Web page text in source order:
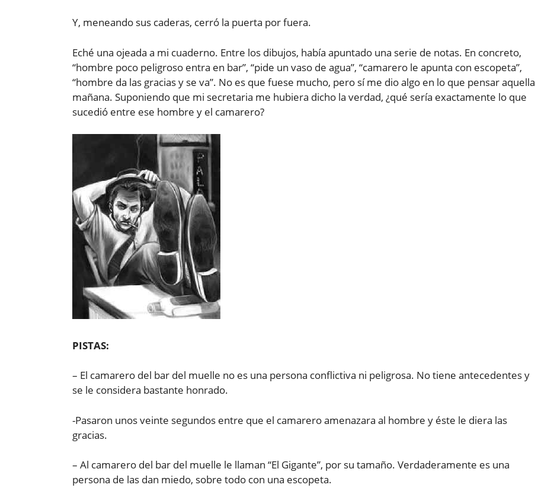
Y, meneando sus caderas, cerró la puerta por fuera.
Eché una ojeada a mi cuaderno. Entre los dibujos, había apuntado una serie de notas. En concreto,
“hombre poco peligroso entra en bar”, “pide un vaso de agua”, “camarero le apunta con escopeta”,
“hombre da las gracias y se va”. No es que fuese mucho, pero sí me dio algo en lo que pensar aquella
mañana. Suponiendo que mi secretaria me hubiera dicho la verdad, ¿qué sería exactamente lo que
sucedió entre ese hombre y el camarero?
PISTAS:
– El camarero del bar del muelle no es una persona conflictiva ni peligrosa. No tiene antecedentes y
se le considera bastante honrado.
-Pasaron unos veinte segundos entre que el camarero amenazara al hombre y éste le diera las
gracias.
– Al camarero del bar del muelle le llaman “El Gigante”, por su tamaño. Verdaderamente es una
persona de las dan miedo, sobre todo con una escopeta.